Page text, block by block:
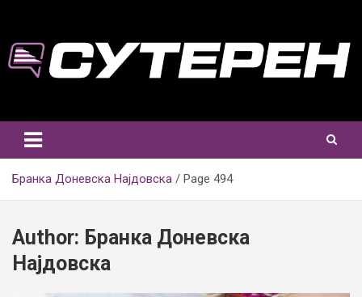
content
Бранка Доневска Најдовска Page 494
Author: Бранка Доневска
Најдовска